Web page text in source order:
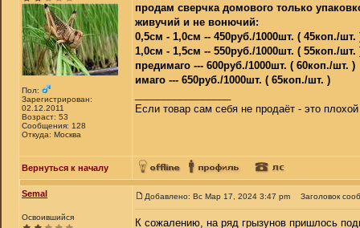
Пол:
Зарегистрирован:
02.12.2011
Возраст: 53
Сообщения: 128
Откуда: Москва
продам сверчка домового только
живучий и не вонючий:
0,5см - 1,0см -- 450руб./1000шт. ( 45коп./шт.
1,0см - 1,5см -- 550руб./1000шт. ( 55коп./шт.
предимаго --- 600руб./1000шт. ( 60коп./
имаго --- 650руб./1000шт. ( 65коп./шт. )
Если товар сам себя не продаёт - это
Вернуться к началу
Semal
Освоившийся
Добавлено: Вс Мар 17, 2024 3:47 pm Заголовок
К сожалению, на ряд грызунов пришлось